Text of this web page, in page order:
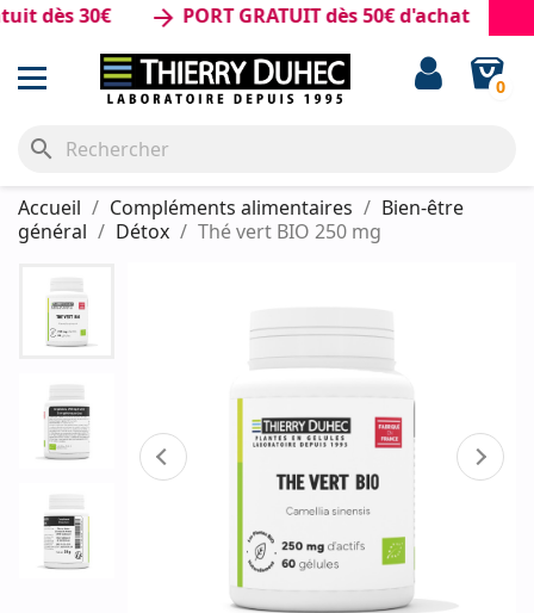
30€ arrow_forward PORT GRATUIT dès 50€ d'achat
0
search
Accueil Compléments alimentaires
Bien-être
général
Détox Thé vert BIO 250 mg